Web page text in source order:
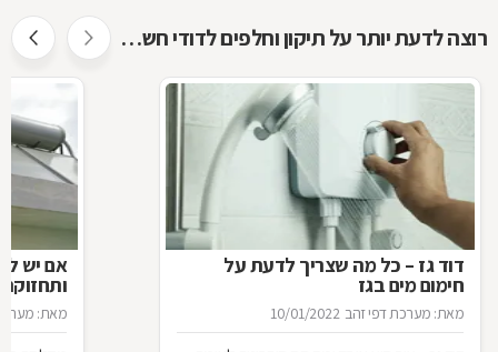
רוצה לדעת יותר על תיקון וחלפים לדודי חשמל ושמש ?
דוד גז – כל מה שצריך לדעת על
חימום מים בגז
מאת: מערכת דפי זהב 10/01/2022
אם יש
מאת: